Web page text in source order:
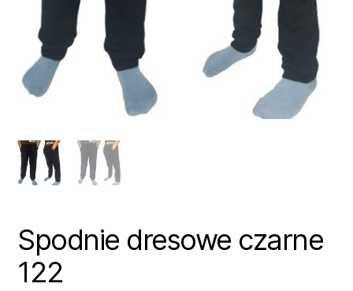
Spodnie dresowe czarne
122